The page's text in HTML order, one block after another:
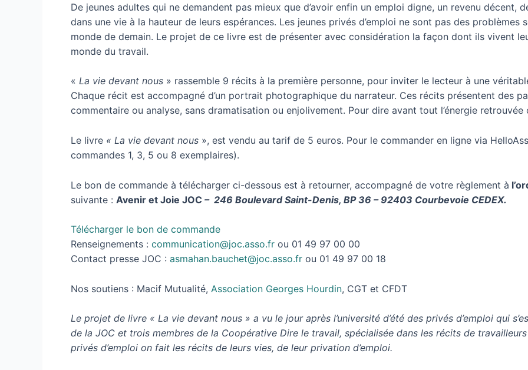
De jeunes adultes qui ne demandent pas mieux que d’avoir enfin un emploi digne, un revenu décent,
dans une vie à la hauteur de leurs espérances. Les jeunes privés d’emploi ne sont pas des problèmes
monde de demain. Le projet de ce livre est de présenter avec considération la façon dont ils vivent
monde du travail.
« La vie devant nous » rassemble 9 récits à la première personne, pour inviter le lecteur à une
Chaque récit est accompagné d’un portrait photographique du narrateur. Ces récits présentent des
commentaire ou analyse, sans dramatisation ou enjolivement. Pour dire avant tout l’énergie
Le livre « La vie devant nous », est vendu au tarif de 5 euros. Pour le commander en ligne via
commandes 1, 3, 5 ou 8 exemplaires).
Le bon de commande à télécharger ci-dessous est à retourner, accompagné de votre règlement à
suivante : Avenir et Joie JOC – 246 Boulevard Saint-Denis, BP 36 – 92403 Courbevoie CEDEX.
Télécharger le bon de commande
Renseignements : communication@joc.asso.fr ou 01 49 97 00 00
Contact presse JOC : asmahan.bauchet@joc.asso.fr ou 01 49 97 00 18
Nos soutiens : Macif Mutualité, Association Georges Hourdin, CGT et CFDT
Le projet de livre « La vie devant nous » a vu le jour après l’université d’été des privés d’emploi qui
de la JOC et trois membres de la Coopérative Dire le travail, spécialisée dans les récits de
privés d’emploi on fait les récits de leurs vies, de leur privation d’emploi.